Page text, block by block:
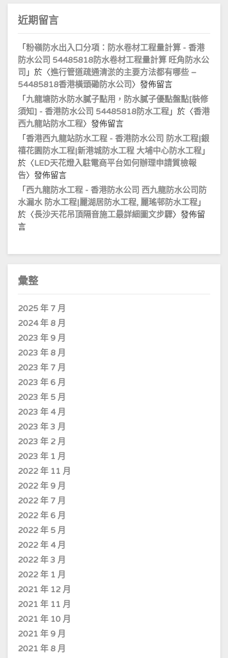
近期留言
「 粉嶺防水出入口分項：防水卷材工程量計算 - 香港
防水公司 54485818防水卷材工程量計算 旺角防水公
司 」於〈進行管道疏通清淤的主要方法都有哪些 –
54485818香港橫頭磡防水公司 〉發佈留言
「 九龍塘防水防水膩子點用，防水膩子優點盤點[裝修
須知] - 香港防水公司 54485818防水工程 」於〈香港
西九龍站防水工程〉發佈留言
「 香港西九龍站防水工程 - 香港防水公司 防水工程|銀
禧花園防水工程|新港城防水工程 大埔中心防水工程 」
於〈LED天花燈入駐電商平台如何辦理申請質檢報
告〉發佈留言
「 西九龍防水工程 - 香港防水公司 西九龍防水公司防
水漏水 防水工程|麗湖居防水工程, 麗瑤邨防水工程 」
於〈長沙天花吊頂隔音施工最詳細圖文步驟〉發佈留
言
彙整
2025 年 7 月
2024 年 8 月
2023 年 9 月
2023 年 8 月
2023 年 7 月
2023 年 6 月
2023 年 5 月
2023 年 4 月
2023 年 3 月
2023 年 2 月
2023 年 1 月
2022 年 11 月
2022 年 9 月
2022 年 7 月
2022 年 6 月
2022 年 5 月
2022 年 4 月
2022 年 3 月
2022 年 1 月
2021 年 12 月
2021 年 11 月
2021 年 10 月
2021 年 9 月
2021 年 8 月